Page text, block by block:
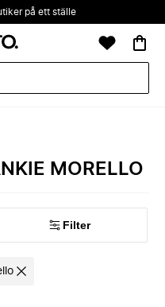
på ett ställe
MORELLO
Filter